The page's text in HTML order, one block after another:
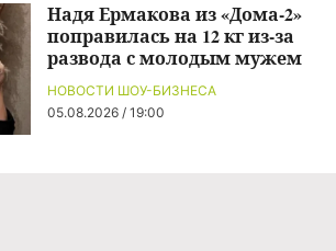
НОВОСТИ ШОУ-БИЗНЕСА
05.08.2026 / 19:00
Надя Ермакова из «Дома-2»
поправилась на 12 кг из-за
развода с молодым мужем